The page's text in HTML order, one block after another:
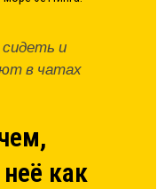
и
в чатах
как